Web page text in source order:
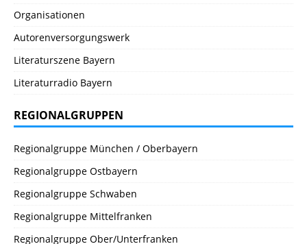
Organisationen
Autorenversorgungswerk
Literaturszene Bayern
Literaturradio Bayern
REGIONALGRUPPEN
Regionalgruppe München / Oberbayern
Regionalgruppe Ostbayern
Regionalgruppe Schwaben
Regionalgruppe Mittelfranken
Regionalgruppe Ober/Unterfranken